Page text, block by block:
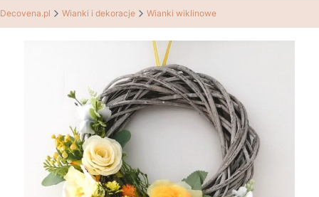
Decovena.pl Wianki i dekoracje Wianki wiklinowe